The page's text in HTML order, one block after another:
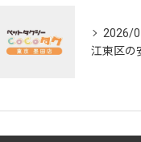
2026/